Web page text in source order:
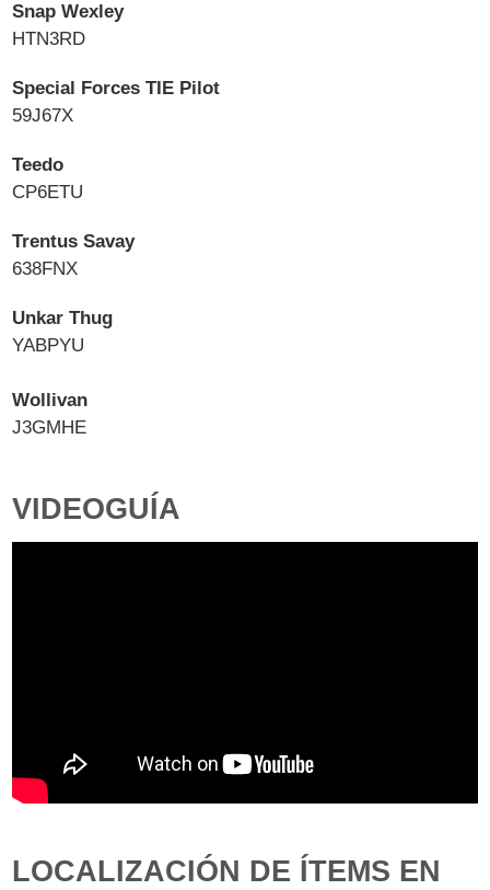
Snap Wexley
HTN3RD
Special Forces TIE Pilot
59J67X
Teedo
CP6ETU
Trentus Savay
638FNX
Unkar Thug
YABPYU
Wollivan
J3GMHE
VIDEOGUÍA
LOCALIZACIÓN DE ÍTEMS EN